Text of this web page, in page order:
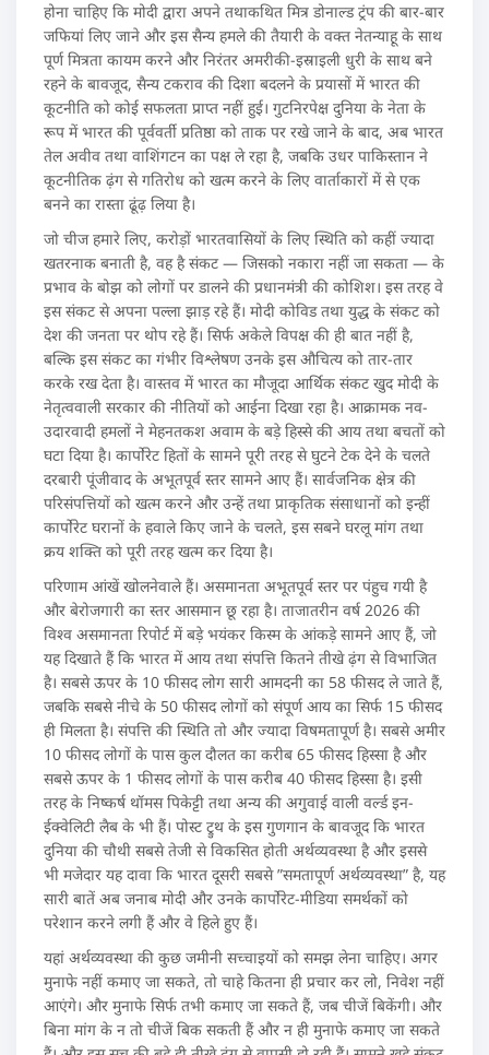
होना चाहिए कि मोदी द्वारा अपने तथाकथित मित्र डोनाल्ड ट्रंप की बार-बार
जफियां लिए जाने और इस सैन्य हमले की तैयारी के वक्त नेतन्याहू के साथ
पूर्ण मित्रता कायम करने और निरंतर अमरीकी-इस्राइली धुरी के साथ बने
रहने के बावजूद, सैन्य टकराव की दिशा बदलने के प्रयासों में भारत की
कूटनीति को कोई सफलता प्राप्त नहीं हुई। गुटनिरपेक्ष दुनिया के नेता के
रूप में भारत की पूर्ववर्ती प्रतिष्ठा को ताक पर रखे जाने के बाद, अब भारत
तेल अवीव तथा वाशिंगटन का पक्ष ले रहा है, जबकि उधर पाकिस्तान ने
कूटनीतिक ढ़ंग से गतिरोध को खत्म करने के लिए वार्ताकारों में से एक
बनने का रास्ता ढूंढ़ लिया है।
जो चीज हमारे लिए, करोड़ों भारतवासियों के लिए स्थिति को कहीं ज्यादा
खतरनाक बनाती है, वह है संकट — जिसको नकारा नहीं जा सकता — के
प्रभाव के बोझ को लोगों पर डालने की प्रधानमंत्री की कोशिश। इस तरह वे
इस संकट से अपना पल्ला झाड़ रहे हैं। मोदी कोविड तथा युद्ध के संकट को
देश की जनता पर थोप रहे हैं। सिर्फ अकेले विपक्ष की ही बात नहीं है,
बल्कि इस संकट का गंभीर विश्लेषण उनके इस औचित्य को तार-तार
करके रख देता है। वास्तव में भारत का मौजूदा आर्थिक संकट खुद मोदी के
नेतृत्ववाली सरकार की नीतियों को आईना दिखा रहा है। आक्रामक नव-
उदारवादी हमलों ने मेहनतकश अवाम के बड़े हिस्से की आय तथा बचतों को
घटा दिया है। कार्पोरेट हितों के सामने पूरी तरह से घुटने टेक देने के चलते
दरबारी पूंजीवाद के अभूतपूर्व स्तर सामने आए हैं। सार्वजनिक क्षेत्र की
परिसंपत्तियों को खत्म करने और उन्हें तथा प्राकृतिक संसाधानों को इन्हीं
कार्पोरेट घरानों के हवाले किए जाने के चलते, इस सबने घरलू मांग तथा
क्रय शक्ति को पूरी तरह खत्म कर दिया है।
परिणाम आंखें खोलनेवाले हैं। असमानता अभूतपूर्व स्तर पर पंहुच गयी है
और बेरोजगारी का स्तर आसमान छू रहा है। ताजातरीन वर्ष 2026 की
विश्व असमानता रिपोर्ट में बड़े भयंकर किस्म के आंकड़े सामने आए हैं, जो
यह दिखाते हैं कि भारत में आय तथा संपत्ति कितने तीखे ढ़ंग से विभाजित
है। सबसे ऊपर के 10 फीसद लोग सारी आमदनी का 58 फीसद ले जाते हैं,
जबकि सबसे नीचे के 50 फीसद लोगों को संपूर्ण आय का सिर्फ 15 फीसद
ही मिलता है। संपत्ति की स्थिति तो और ज्यादा विषमतापूर्ण है। सबसे अमीर
10 फीसद लोगों के पास कुल दौलत का करीब 65 फीसद हिस्सा है और
सबसे ऊपर के 1 फीसद लोगों के पास करीब 40 फीसद हिस्सा है। इसी
तरह के निष्कर्ष थॉमस पिकेट्टी तथा अन्य की अगुवाई वाली वर्ल्ड इन-
ईक्वेलिटी लैब के भी हैं। पोस्ट ट्रुथ के इस गुणगान के बावजूद कि भारत
दुनिया की चौथी सबसे तेजी से विकसित होती अर्थव्यवस्था है और इससे
भी मजेदार यह दावा कि भारत दूसरी सबसे ”समतापूर्ण अर्थव्यवस्था” है, यह
सारी बातें अब जनाब मोदी और उनके कार्पोरेट-मीडिया समर्थकों को
परेशान करने लगी हैं और वे हिले हुए हैं।
यहां अर्थव्यवस्था की कुछ जमीनी सच्चाइयों को समझ लेना चाहिए। अगर
मुनाफे नहीं कमाए जा सकते, तो चाहे कितना ही प्रचार कर लो, निवेश नहीं
आएंगे। और मुनाफे सिर्फ तभी कमाए जा सकते हैं, जब चीजें बिकेंगी। और
बिना मांग के न तो चीजें बिक सकती हैं और न ही मुनाफे कमाए जा सकते